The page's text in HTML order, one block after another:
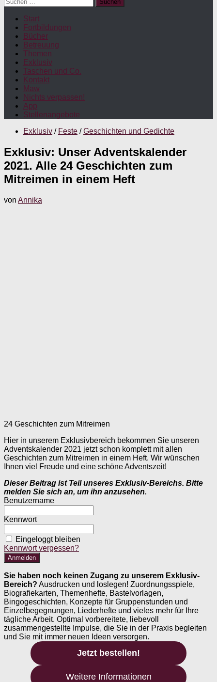
nach:
Start
Fortbildungen
Bücher
Betreuung
Themen
Exklusiv
Taschen und Co.
Kontakt
Maw
Nichts verpassen!
App
Stellenangebote
Exklusiv / Feste / Geschichten und Gedichte
Exklusiv: Unser Adventskalender
2021. Alle 24 Geschichten zum
Mitreimen in einem Heft
von Annika
24 Geschichten zum Mitreimen
Hier in unserem Exklusivbereich bekommen Sie unseren
Adventskalender 2021 jetzt schon komplett mit allen
Geschichten zum Mitreimen in einem Heft. Wir wünschen
Ihnen viel Freude und eine schöne Adventszeit!
Dieser Beitrag ist Teil unseres Exklusiv-Bereichs. Bitte
melden Sie sich an, um ihn anzusehen.
Benutzername
Kennwort
Eingeloggt bleiben
Kennwort vergessen?
Sie haben noch keinen Zugang zu unserem Exklusiv-
Bereich? Ausdrucken und loslegen! Zuordnungsspiele,
Biografiekarten, Themenhefte, Bastelvorlagen,
Bingogeschichten, Konzepte für Gruppenstunden und
Einzelbegegnungen, Liederhefte und vieles mehr für Ihre
tägliche Arbeit. Optimal vorbereitete, liebevoll
zusammengestellte Impulse, die Sie in der Praxis begleiten
und Sie mit immer neuen Ideen versorgen.
Jetzt bestellen!
Weitere Informationen